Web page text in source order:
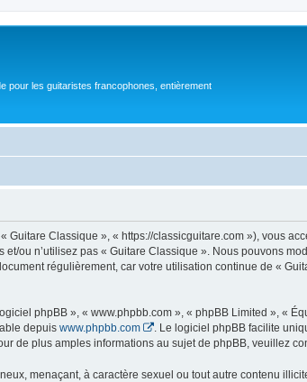
pour les guitaristes francophones, entièrement
Classique », « https://classicguitare.com »), vous
ou n’utilisez pas « Guitare Classique ». Nous pouvons
régulièrement, car votre utilisation continue de «
phpBB », « www.phpbb.com », « phpBB Limited », «
depuis www.phpbb.com
. Le logiciel phpBB facilite
de plus amples informations au sujet de phpBB, veuillez
menaçant, à caractère sexuel ou tout autre contenu